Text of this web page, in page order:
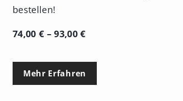
bestellen!
74,00 € –93,00€P
e
Mehr Erfahren